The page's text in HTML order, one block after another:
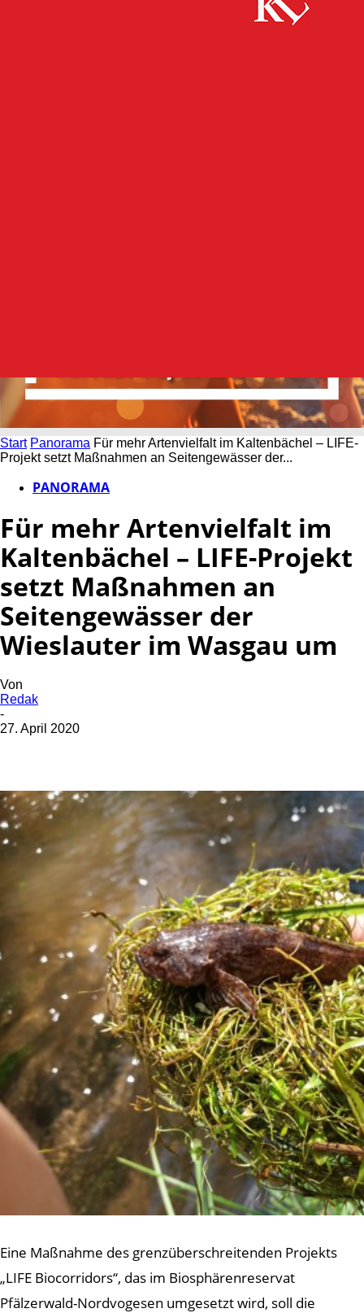
Start Panorama Für mehr Artenvielfalt im Kaltenbächel – LIFE-
Projekt setzt Maßnahmen an Seitengewässer der...
PANORAMA
Für mehr Artenvielfalt im
Kaltenbächel – LIFE-Projekt
setzt Maßnahmen an
Seitengewässer der
Wieslauter im Wasgau um
Von
Redak
-
27. April 2020
Eine Maßnahme des grenzüberschreitenden Projekts
„LIFE Biocorridors“, das im Biosphärenreservat
Pfälzerwald-Nordvogesen umgesetzt wird, soll die